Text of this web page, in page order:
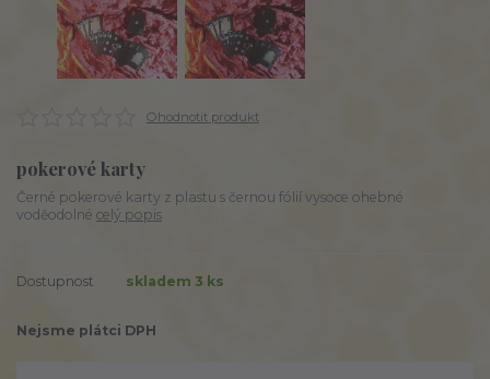
Ohodnotit produkt
pokerové karty
Černé pokerové karty z plastu s černou fólií vysoce ohebné
voděodolné celý popis
Dostupnost skladem 3 ks
Nejsme plátci DPH